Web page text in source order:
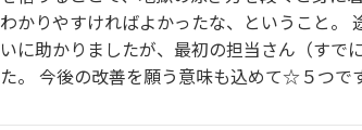
わかりやすければよかったな、ということ。
いに助かりましたが、最初の担当さん（すで
た。 今後の改善を願う意味も込めて☆５つです